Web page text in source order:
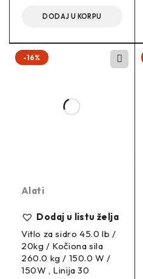
DODAJ U KORPU
-16%
Alati
Dodaj u listu želja
Vitlo za sidro 45.0 lb /
20kg / Kočiona sila
260.0 kg / 150.0 W /
150W , Linija 30